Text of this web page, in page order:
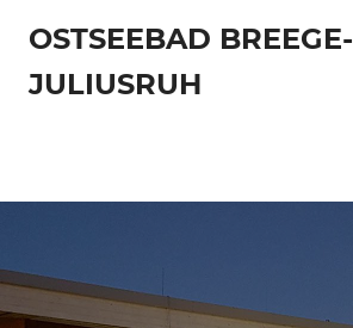
Inhalt
springen
OSTSEEBAD BREEGE-
JULIUSRUH